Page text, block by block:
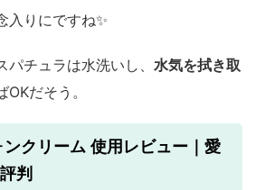
入りにですね✨
チュラは水洗いし、 水気を拭き取
OKだそう。
ンクリーム 使用レビュー｜愛
判